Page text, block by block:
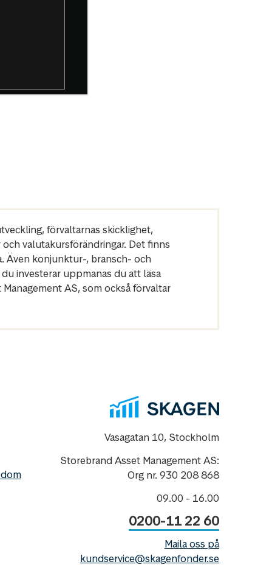
förvaltarnas skicklighet,
valutakursförändringar. Det finns
Även konjunktur-, bransch- och
investerar uppmanas du att läsa
AS, som också förvaltar
Vasagatan 10, Stockholm
Storebrand Asset Management AS:
Org nr. 930 208 868
09.00 - 16.00
0200-11 22 60
Maila oss på
kundservice@skagenfonder.se